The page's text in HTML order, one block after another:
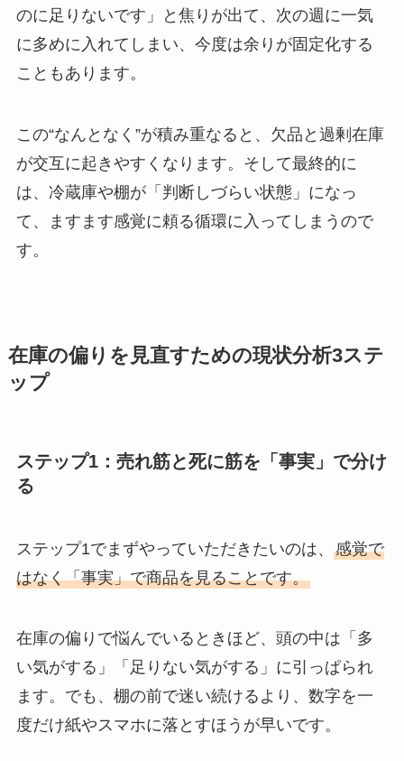
のに足りないです」と焦りが出て、次の週に一気
に多めに入れてしまい、今度は余りが固定化する
こともあります。
この“なんとなく”が積み重なると、欠品と過剰在庫
が交互に起きやすくなります。そして最終的に
は、冷蔵庫や棚が「判断しづらい状態」になっ
て、ますます感覚に頼る循環に入ってしまうので
す。
在庫の偏りを見直すための現状分析3ステ
ップ
ステップ1：売れ筋と死に筋を「事実」で分け
る
ステップ1でまずやっていただきたいのは、 感覚で
はなく「事実」で商品を見ることです。
在庫の偏りで悩んでいるときほど、頭の中は「多
い気がする」「足りない気がする」に引っぱられ
ます。でも、棚の前で迷い続けるより、数字を一
度だけ紙やスマホに落とすほうが早いです。